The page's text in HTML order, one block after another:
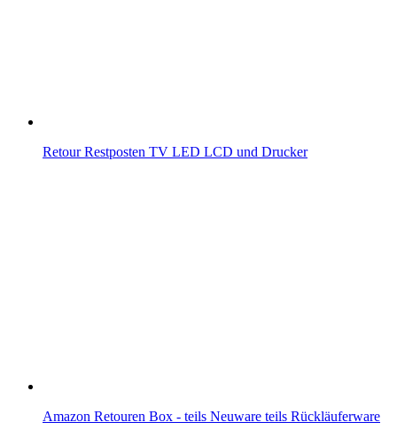
Retour Restposten TV LED LCD und Drucker
Amazon Retouren Box - teils Neuware teils Rückläuferware